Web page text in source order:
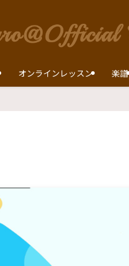
オンラインレッスン 楽譜